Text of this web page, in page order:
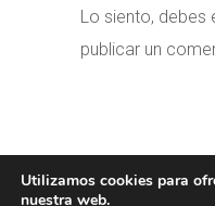
Lo siento, debes
publicar un
Utilizamos cookies para
nuestra web.